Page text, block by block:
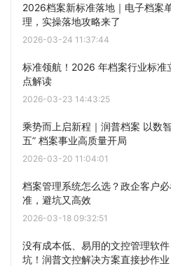
2026档案新标准落地｜电子档案
理，实操落地攻略来了
2026-03-24 11:37:44
标准领航！2026 年档案行业标准
点解读
2026-03-23 14:43:25
乘势而上启新程｜润普档案 以数
五” 档案事业高质量开局
2026-03-20 11:04:01
档案管理系统怎么选？政企客户
准，避坑又高效
2026-03-18 09:32:51
没有成本低、易用的文控管理软
坑！润普文控解决方案直接抄作业